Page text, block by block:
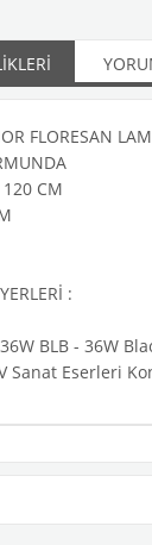
FLORESAN
CM
:
BLB - 36W
Sanat Eserleri